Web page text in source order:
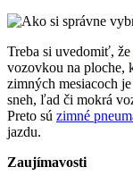
Treba si uvedomiť, že
vozovkou na ploche,
zimných mesiacoch
sneh, ľad či mokrá
Preto sú zimné
jazdu.
Zaujímavosti